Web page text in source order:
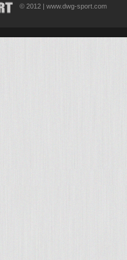
© 2012 | www.dwg-sport.com